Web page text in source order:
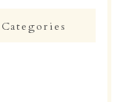
Categories